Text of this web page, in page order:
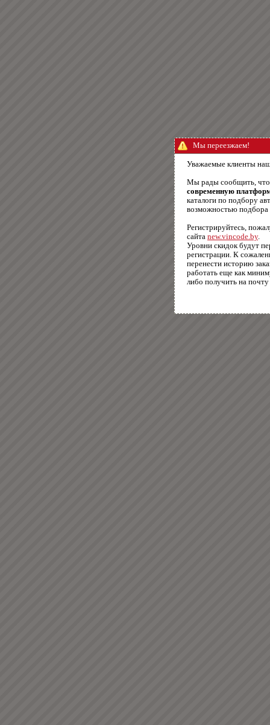
Мы переезжаем!
Уважаемые клиенты
Мы рады сообщить,
современную
каталоги по подбору
возможностью подбора
Регистрируйтесь,
сайта new.vincode.by.
Уровни скидок будут
регистрации. К
перенести историю
работать еще как
либо получить на